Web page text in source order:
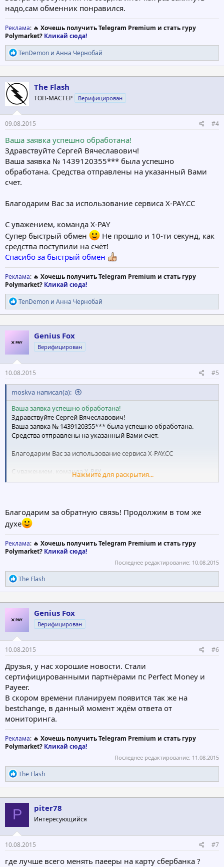
надо,сам обменник понравился.
Реклама: 🔥 Хочешь получить Telegram Premium и стать гуру
Polymarket? Кликай сюда!
Р
е
а
к
ц
и
и
:
TenDemon и Анна Чернобай
The Flash
ТОП-МАСТЕР Верифицирован
09.08.2015 #4
Ваша заявка успешно обработана!
Здравствуйте Сергей Вячеславович!
Ваша заявка № 1439120355*** была успешно
обработана. Средства отправлены на указанный Вами
счет.
Благодарим Вас за использование сервиса X-PAY.CC
С уважением, команда X-PAY
Супер быстрый обмен
Не прошло и 10-ти секунд, как
средства поступили на счёт!
Спасибо за быстрый обмен
Реклама: 🔥 Хочешь получить Telegram Premium и стать гуру
Polymarket? Кликай сюда!
Р
е
а
к
ц
и
:
TenDemon и Анна Чернобай
Genius Fox
Верифицирован
10.08.2015 #5
moskva написал(а):
Ваша заявка успешно обработана!
Здравствуйте Сергей Вячеславович!
Ваша заявка № 1439120355*** была успешно обработана.
Средства отправлены на указанный Вами счет.
Благодарим Вас за использование сервиса X-PAY.CC
С уважением, команда X-PAY
Супер быстрый обмен
Не прошло и 10-ти секунд, как
Нажмите для раскрытия...
Благодарим за обратную связь! Продолжим в том же
духе
Реклама: 🔥 Хочешь получить Telegram Premium и стать гуру
Polymarket? Кликай сюда!
Последнее редактирование: 10.08.2015
Р
е
а
к
ц
и
:
The Flash
Genius Fox
Верифицирован
10.08.2015 #6
Друзья, у нас хорошие новости. Стали
сертифицированными партнёрами пс Perfect Money и
Payeer.
В скором времени планируем появится так же на
bestchange, в данный момент ждём ответа от
мониторинга.
Реклама: 🔥 Хочешь получить Telegram Premium и стать гуру
Polymarket? Кликай сюда!
Последнее редактирование: 11.08.2015
Р
е
а
к
ц
и
:
The Flash
P piter78
Интересующийся
10.08.2015 #7
где лучше всего менять паееры на карту сбербанка ?